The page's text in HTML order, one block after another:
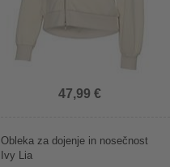
47,99 €
Obleka za dojenje in nosečnost
Ivy Lia